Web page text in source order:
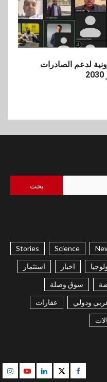
لدعم الصادرات
Science
Stories
اخبار استثمار
سوق وصلة
ودولي عقارات
Facebook
Twitter
Linkedin
Youtube